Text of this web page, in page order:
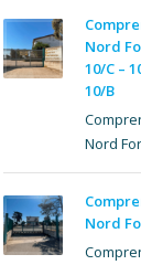
Nord
10/C –
10/B
Nord
Nord